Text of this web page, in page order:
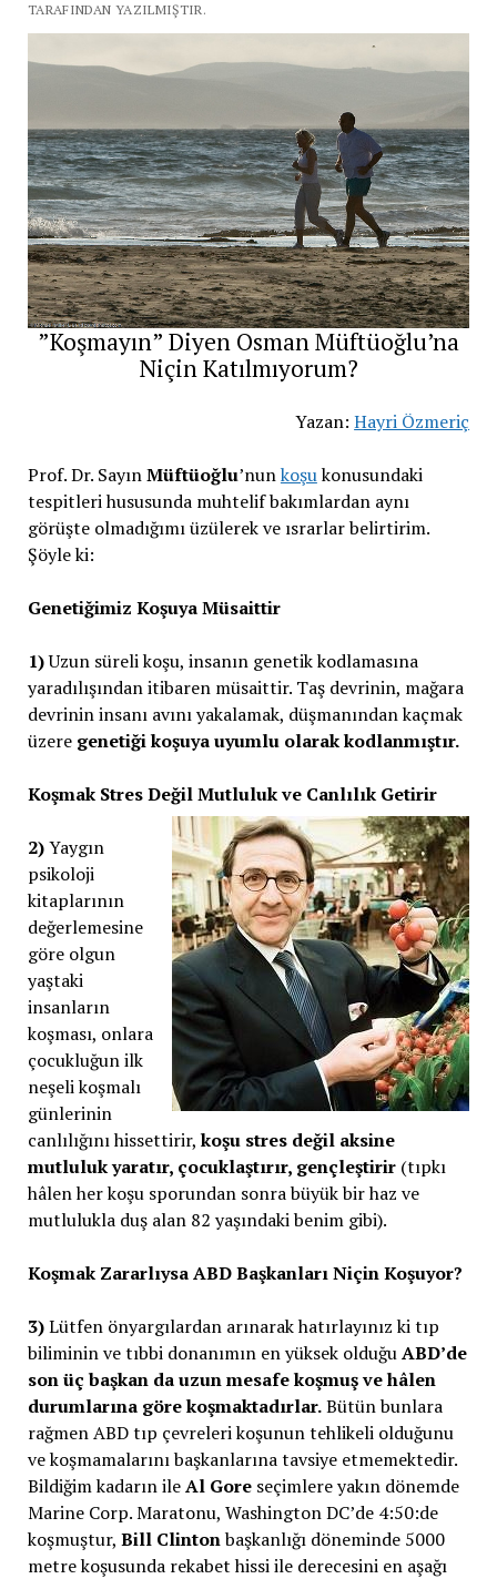
TARAFINDAN YAZILMIŞTIR.
”Koşmayın” Diyen Osman Müftüoğlu’na
Niçin Katılmıyorum?
Yazan:Hayri Özmeriç
Prof. Dr. SayınMüftüoğlu’nunkoşukonusundaki
tespitleri hususunda muhtelif bakımlardan aynı
görüşte olmadığımı üzülerek ve ısrarlar belirtirim.
Şöyle ki:
Genetiğimiz Koşuya Müsaittir
1)Uzun süreli koşu, insanın genetik kodlamasına
yaradılışından itibaren müsaittir. Taş devrinin, mağara
devrinin insanı avını yakalamak, düşmanından kaçmak
üzere genetiği koşuya uyumlu olarak kodlanmıştır.
Koşmak Stres Değil Mutluluk ve Canlılık Getirir
2)Yaygın
psikoloji
kitaplarının
değerlemesine
göre olgun
yaştaki
insanların
koşması, onlara
çocukluğun ilk
neşeli koşmalı
günlerinin
canlılığını hissettirir,koşu stres değil aksine
mutluluk yaratır, çocuklaştırır, gençleştirir(tıpkı
hâlen her koşu sporundan sonra büyük bir haz ve
mutlulukla duş alan 82 yaşındaki benim gibi).
Koşmak Zararlıysa ABD Başkanları Niçin Koşuyor?
3)Lütfen önyargılardan arınarak hatırlayınız ki tıp
biliminin ve tıbbi donanımın en yüksek olduğuABD’de
son üç başkan da uzun mesafe koşmuş ve hâlen
durumlarına göre koşmaktadırlar.Bütün bunlara
rağmen ABD tıp çevreleri koşunun tehlikeli olduğunu
ve koşmamalarını başkanlarına tavsiye etmemektedir.
Bildiğim kadarın ileAl Goreseçimlere yakın dönemde
Marine Corp. Maratonu, Washington DC’de 4:50:de
koşmuştur, Bill Clintonbaşkanlığı döneminde 5000
metre koşusunda rekabet hissi ile derecesini en aşağı